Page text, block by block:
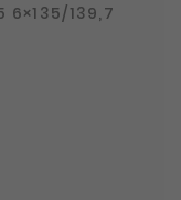
6×135/139,7